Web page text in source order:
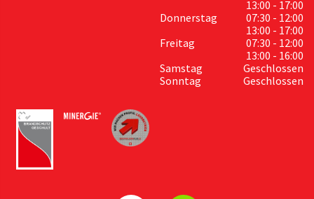
13:00 - 17:00
Donnerstag
07:30 - 12:00
13:00 - 17:00
Freitag
07:30 - 12:00
13:00 - 16:00
Samstag
Geschlossen
Sonntag
Geschlossen